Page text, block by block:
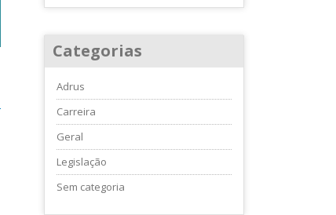
Categorias
Adrus
Carreira
Geral
Legislação
Sem categoria